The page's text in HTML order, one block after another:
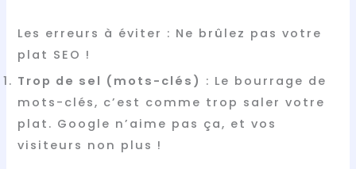
Les erreurs à éviter : Ne brûlez pas votre
plat SEO !
Trop de sel (mots-clés) : Le bourrage de
mots-clés, c’est comme trop saler votre
plat. Google n’aime pas ça, et vos
visiteurs non plus !